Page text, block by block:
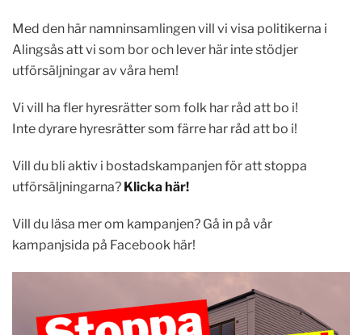
Med den här namninsamlingen vill vi visa politikerna i
Alingsås att vi som bor och lever här inte stödjer
utförsäljningar av våra hem!
Vi vill ha fler hyresrätter som folk har råd att bo i!
Inte dyrare hyresrätter som färre har råd att bo i!
Vill du bli aktiv i bostadskampanjen för att stoppa
utförsäljningarna? Klicka här!
Vill du läsa mer om kampanjen? Gå in på vår
kampanjsida på Facebook här!